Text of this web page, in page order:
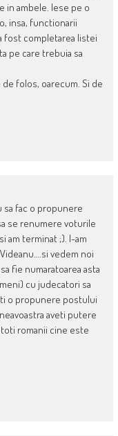
in ambele. Iese pe o
insa, functionarii
fost completarea listei
pe care trebuia sa
folos, oarecum. Si de
sa fac o propunere
se renumere voturile
am terminat ;). I-am
vedem noi
fie numaratoarea asta
cu judecatori sa
o propunere postului
aveti putere
romanii cine este